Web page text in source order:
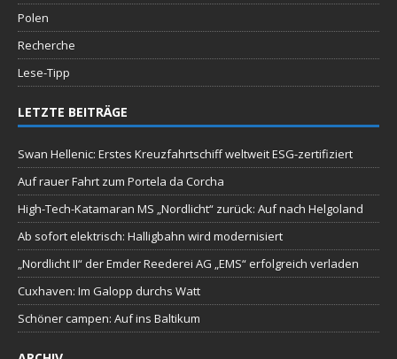
Polen
Recherche
Lese-Tipp
LETZTE BEITRÄGE
Swan Hellenic: Erstes Kreuzfahrtschiff weltweit ESG-zertifiziert
Auf rauer Fahrt zum Portela da Corcha
High-Tech-Katamaran MS „Nordlicht“ zurück: Auf nach Helgoland
Ab sofort elektrisch: Halligbahn wird modernisiert
„Nordlicht II“ der Emder Reederei AG „EMS“ erfolgreich verladen
Cuxhaven: Im Galopp durchs Watt
Schöner campen: Auf ins Baltikum